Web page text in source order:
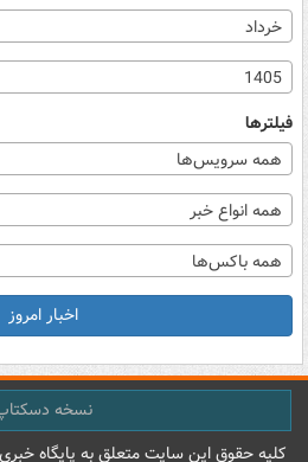
خرداد
1405
فیلترها
همه سرویس‌ها
همه انواع خبر
همه باکس‌ها
اخبار امروز
نسخه
کليه حقوق اين سايت متعلق به پایگاه